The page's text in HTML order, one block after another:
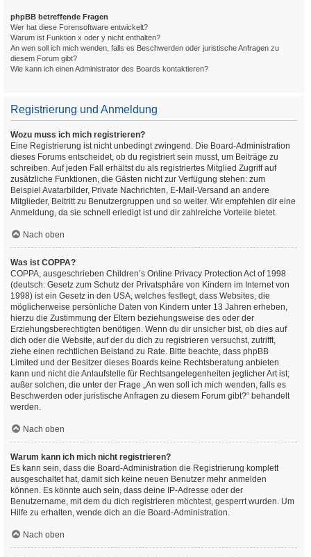
phpBB betreffende Fragen
Wer hat diese Forensoftware entwickelt?
Warum ist Funktion x oder y nicht enthalten?
An wen soll ich mich wenden, falls es Beschwerden oder juristische Anfragen zu
diesem Forum gibt?
Wie kann ich einen Administrator des Boards kontaktieren?
Registrierung und Anmeldung
Wozu muss ich mich registrieren?
Eine Registrierung ist nicht unbedingt zwingend. Die Board-Administration
dieses Forums entscheidet, ob du registriert sein musst, um Beiträge zu
schreiben. Auf jeden Fall erhältst du als registriertes Mitglied Zugriff auf
zusätzliche Funktionen, die Gästen nicht zur Verfügung stehen: zum
Beispiel Avatarbilder, Private Nachrichten, E-Mail-Versand an andere
Mitglieder, Beitritt zu Benutzergruppen und so weiter. Wir empfehlen dir eine
Anmeldung, da sie schnell erledigt ist und dir zahlreiche Vorteile bietet.
Nach oben
Was ist COPPA?
COPPA, ausgeschrieben Children’s Online Privacy Protection Act of 1998
(deutsch: Gesetz zum Schutz der Privatsphäre von Kindern im Internet von
1998) ist ein Gesetz in den USA, welches festlegt, dass Websites, die
möglicherweise persönliche Daten von Kindern unter 13 Jahren erheben,
hierzu die Zustimmung der Eltern beziehungsweise des oder der
Erziehungsberechtigten benötigen. Wenn du dir unsicher bist, ob dies auf
dich oder die Website, auf der du dich zu registrieren versuchst, zutrifft,
ziehe einen rechtlichen Beistand zu Rate. Bitte beachte, dass phpBB
Limited und der Besitzer dieses Boards keine Rechtsberatung anbieten
kann und nicht die Anlaufstelle für Rechtsangelegenheiten jeglicher Art ist;
außer solchen, die unter der Frage „An wen soll ich mich wenden, falls es
Beschwerden oder juristische Anfragen zu diesem Forum gibt?“ behandelt
werden.
Nach oben
Warum kann ich mich nicht registrieren?
Es kann sein, dass die Board-Administration die Registrierung komplett
ausgeschaltet hat, damit sich keine neuen Benutzer mehr anmelden
können. Es könnte auch sein, dass deine IP-Adresse oder der
Benutzername, mit dem du dich registrieren möchtest, gesperrt wurden. Um
Hilfe zu erhalten, wende dich an die Board-Administration.
Nach oben